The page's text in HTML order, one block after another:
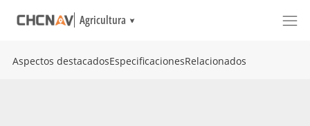
Agricultura
Aspectos destacadosEspecificacionesRelacionados